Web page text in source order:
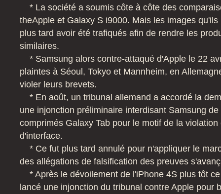
* La société a soumis côte à côte des
theApple et Galaxy S i9000. Mais les images
plus tard avoir été trafiqués afin de rendre les
similaires.
* Samsung alors contre-attaqué d'Apple le 22
plaintes à Séoul, Tokyo et Mannheim, en
violer leurs brevets.
* En août, un tribunal allemand a accordé la
une injonction préliminaire interdisant Samsung
comprimés Galaxy Tab pour le motif de la
d'interface.
* Ce fut plus tard annulé pour n'appliquer le
des allégations de falsification des preuves
* Après le dévoilement de l'iPhone 4S plus tôt
lancé une injonction du tribunal contre Apple pour